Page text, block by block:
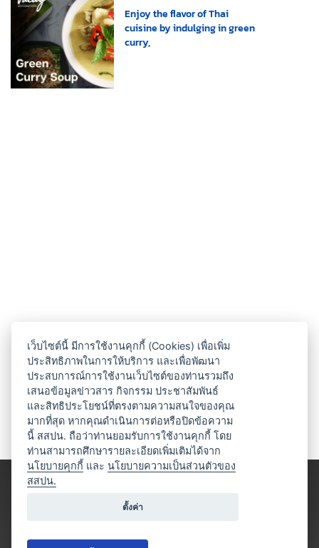
Enjoy the flavor of Thai
cuisine by indulging in green
curry,
เว็บไซต์นี้ มีการใช้งานคุกกี้ (Cookies) เพื่อเพิ่ม
ประสิทธิภาพในการให้บริการ และเพื่อพัฒนา
ประสบการณ์การใช้งานเว็บไซต์ของท่านรวมถึง
เสนอข้อมูลข่าวสาร กิจกรรม ประชาสัมพันธ์
และสิทธิประโยชน์ที่ตรงตามความสนใจของคุณ
มากที่สุด หากคุณดำเนินการต่อหรือปิดข้อความ
นี้ สสปน. ถือว่าท่านยอมรับการใช้งานคุกกี้ โดย
ท่านสามารถศึกษารายละเอียดเพิ่มเติมได้จาก
นโยบายคุกกี้ และนโยบายความเป็นส่วนตัวของ
สสปน.
ตั้งค่า